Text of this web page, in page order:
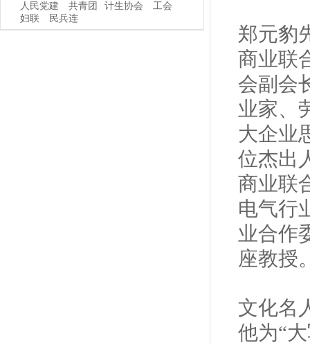
人民党建 共青团 计生协会
工会
妇联
民兵连
郑元豹
商业联
会副会
业家、
大企业
位杰出
商业联
电气行
业合作
座教授
文化名
他为“